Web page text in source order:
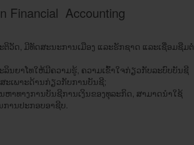
Financial Accounting
ວັດ, ມີ​ທັດສະນະ​ການ​ເມືອງ ​ແລະ​ຮັກ​ຊາດ ​ແລະ​ເຊື່ອມ​ຊືມຕໍ່
ລິນຍາ​ໂທໃຫ້​ມີ​ຄວາມ​ຮູ້, ຄວາມ​ເຂົ້າ​ໃຈ​ກ່ຽວກັບ​ລະບົບ​ບັນຊີ​
ະ​ເພາະ​ດ້ານ​ກ່ຽວກັບ​ການ​ບັນຊີ​;
າ​ທາງ​ການ​ບັນຊີ​ການ​ເງິນ​ຂອງ​ທຸລະ​ກິດ, ​ສາມາດ​ນໍາ​ໃຊ້​
ການ​ປະກອບ​ອາຊີບ.